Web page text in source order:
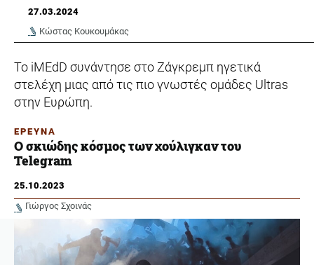
27.03.2024
Κώστας Κουκουμάκας
Το iMEdD συνάντησε στο Ζάγκρεμπ ηγετικά
στελέχη μιας από τις πιο γνωστές ομάδες Ultras
στην Ευρώπη.
ΕΡΕΥΝΑ
O σκιώδης κόσμος των χούλιγκαν του
Telegram
25.10.2023
Γιώργος Σχοινάς